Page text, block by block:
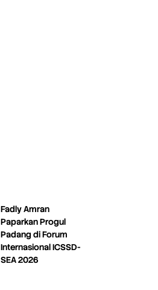
Fadly Amran
Paparkan Progul
Padang di Forum
Internasional ICSSD-
SEA 2026